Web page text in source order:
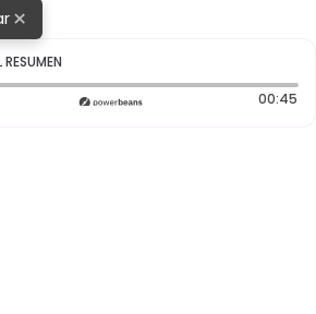
×
transcurrido: 0 segundos 00:45